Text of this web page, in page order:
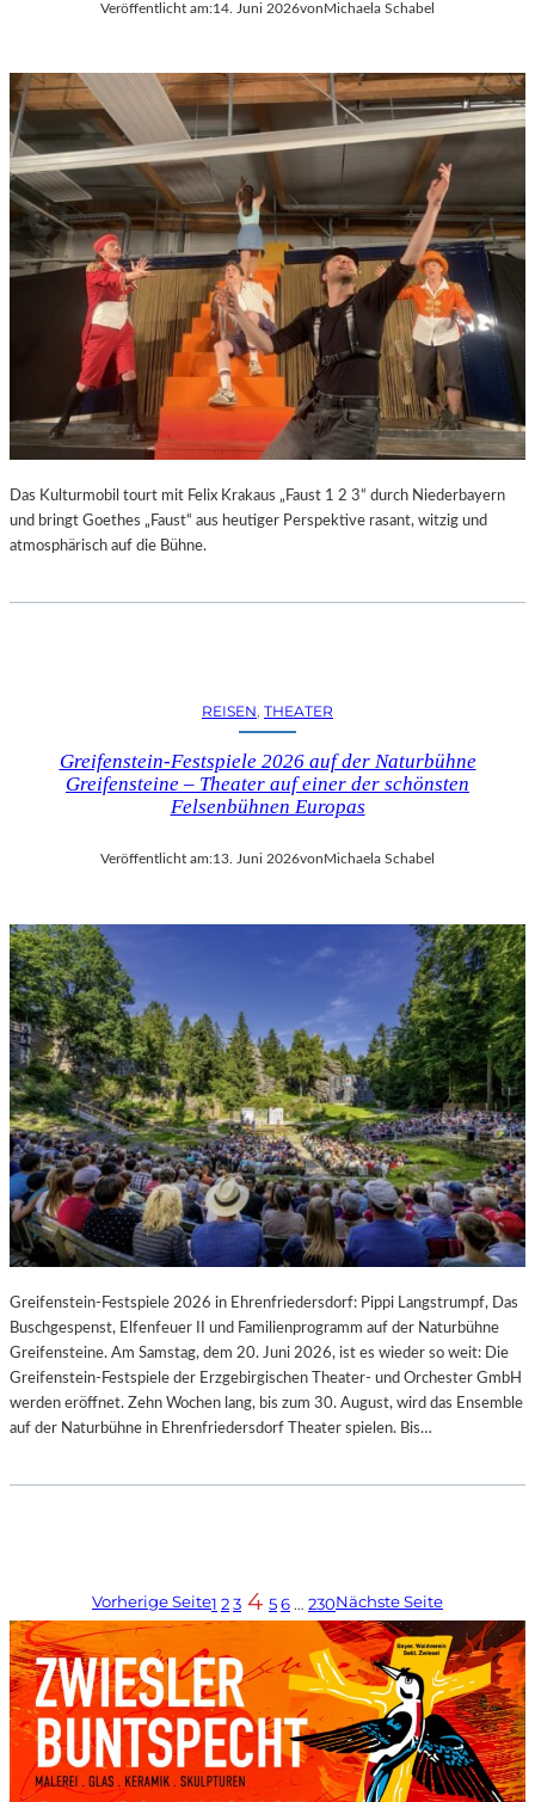
Veröffentlicht am:14. Juni 2026vonMichaela Schabel
Das Kulturmobil tourt mit Felix Krakaus „Faust 1 2 3“ durch Niederbayern
und bringt Goethes „Faust“ aus heutiger Perspektive rasant, witzig und
atmosphärisch auf die Bühne.
REISEN, THEATER
Greifenstein-Festspiele 2026 auf der Naturbühne
Greifensteine – Theater auf einer der schönsten
Felsenbühnen Europas
Veröffentlicht am:13. Juni 2026von Michaela Schabel
Greifenstein-Festspiele 2026 in Ehrenfriedersdorf: Pippi Langstrumpf, Das
Buschgespenst, Elfenfeuer II und Familienprogramm auf der Naturbühne
Greifensteine. Am Samstag, dem 20. Juni 2026, ist es wieder so weit: Die
Greifenstein-Festspiele der Erzgebirgischen Theater- und Orchester GmbH
werden eröffnet. Zehn Wochen lang, bis zum 30. August, wird das Ensemble
auf der Naturbühne in Ehrenfriedersdorf Theater spielen. Bis…
Vorherige Seite1 23 4 56… 230Nächste Seite